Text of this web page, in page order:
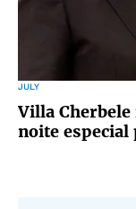
JULY
Villa
noite especial